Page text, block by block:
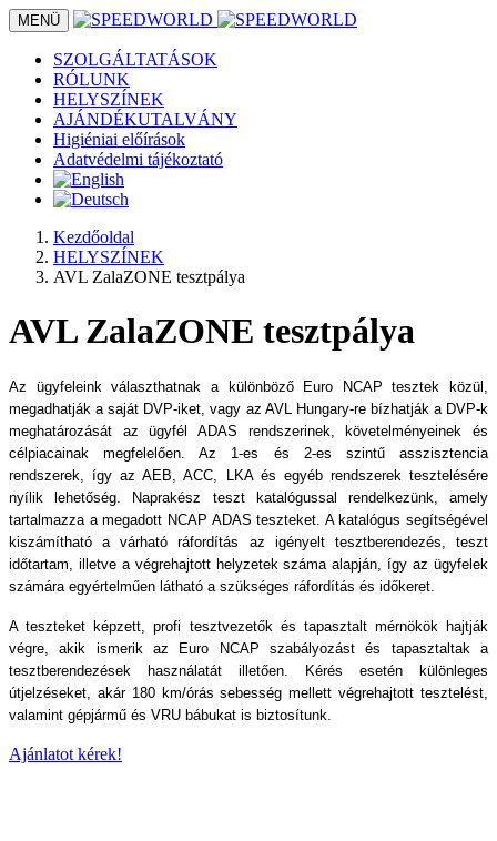
MENÜ
SZOLGÁLTATÁSOK
RÓLUNK
HELYSZÍNEK
AJÁNDÉKUTALVÁNY
Higiéniai előírások
Adatvédelmi tájékoztató
Kezdőoldal
HELYSZÍNEK
AVL ZalaZONE tesztpálya
AVL ZalaZONE tesztpálya
Az ügyfeleink választhatnak a különböző Euro NCAP tesztek közül,
megadhatják a saját DVP-iket, vagy az AVL Hungary-re bízhatják a DVP-k
meghatározását az ügyfél ADAS rendszerinek, követelményeinek és
célpiacainak megfelelően. Az 1-es és 2-es szintű asszisztencia
rendszerek, így az AEB, ACC, LKA és egyéb rendszerek tesztelésére
nyílik lehetőség. Naprakész teszt katalógussal rendelkezünk, amely
tartalmazza a megadott NCAP ADAS teszteket. A katalógus segítségével
kiszámítható a várható ráfordítás az igényelt tesztberendezés, teszt
időtartam, illetve a végrehajtott helyzetek száma alapján, így az ügyfelek
számára egyértelműen látható a szükséges ráfordítás és időkeret.
A teszteket képzett, profi tesztvezetők és tapasztalt mérnökök hajtják
végre, akik ismerik az Euro NCAP szabályozást és tapasztaltak a
tesztberendezések használatát illetően. Kérés esetén különleges
útjelzéseket, akár 180 km/órás sebesség mellett végrehajtott tesztelést,
valamint gépjármű és VRU bábukat is biztosítunk.
Ajánlatot kérek!